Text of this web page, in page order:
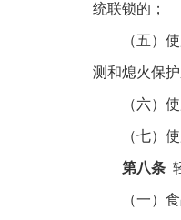
统联锁的；
（五）
测和熄火保护
（六）
（七）
第八条
（一）